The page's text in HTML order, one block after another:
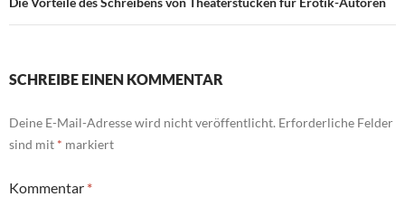
SCHREIBE EINEN KOMMENTAR
Deine E-Mail-Adresse wird nicht veröffentlicht. Erforderliche Felder
sind mit * markiert
Kommentar *